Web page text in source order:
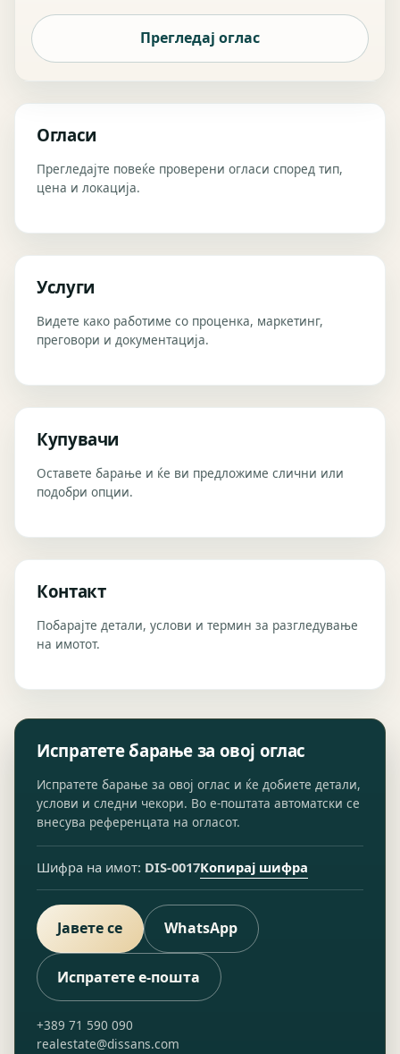
Прегледај оглас
Огласи
Прегледајте повеќе проверени огласи според тип,
цена и локација.
Услуги
Видете како работиме со проценка, маркетинг,
преговори и документација.
Купувачи
Оставете барање и ќе ви предложиме слични или
подобри опции.
Контакт
Побарајте детали, услови и термин за разгледување
на имотот.
Испратете барање за овој оглас
Испратете барање за овој оглас и ќе добиете детали,
услови и следни чекори. Во е-поштата автоматски се
внесува референцата на огласот.
Шифра на имот: DIS-0017Копирај шифра
Јавете се WhatsApp
Испратете е-пошта
+389 71 590 090
realestate@dissans.com